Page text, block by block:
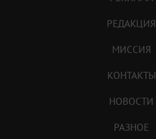
РЕДАКЦИЯ
МИССИЯ
КОНТАКТЫ
НОВОСТИ
РАЗНОЕ